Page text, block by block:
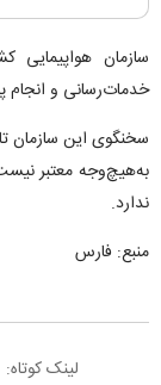
سازمان هواپیمایی
خدمات‌رسانی و انجام پروازها از
به‌هیچ‌وجه معتبر
ندارد.
منبع: فارس
لینک کوتاه: